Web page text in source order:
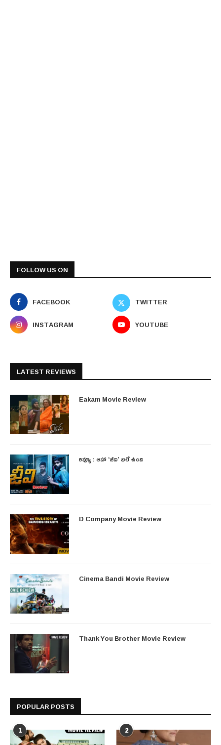
FOLLOW US ON
FACEBOOK
TWITTER
INSTAGRAM
YOUTUBE
LATEST REVIEWS
Eakam Movie Review
రివ్యూ : ఆహా ‘జీవి’ భలే ఉంది
D Company Movie Review
Cinema Bandi Movie Review
Thank You Brother Movie Review
POPULAR POSTS
1 2